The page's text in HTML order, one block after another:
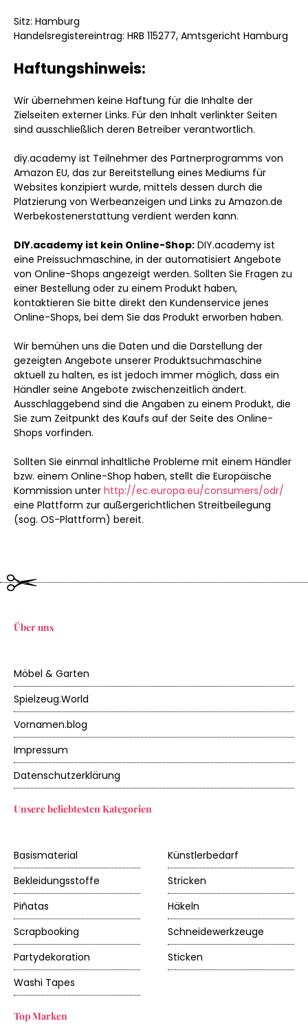
Sitz: Hamburg
Handelsregistereintrag: HRB 115277, Amtsgericht Hamburg
Haftungshinweis:
Wir übernehmen keine Haftung für die Inhalte der
Zielseiten externer Links. Für den Inhalt verlinkter Seiten
sind ausschließlich deren Betreiber verantwortlich.
diy.academy ist Teilnehmer des Partnerprogramms von
Amazon EU, das zur Bereitstellung eines Mediums für
Websites konzipiert wurde, mittels dessen durch die
Platzierung von Werbeanzeigen und Links zu Amazon.de
Werbekostenerstattung verdient werden kann.
DIY.academy ist kein Online-Shop: DIY.academy ist
eine Preissuchmaschine, in der automatisiert Angebote
von Online-Shops angezeigt werden. Sollten Sie Fragen zu
einer Bestellung oder zu einem Produkt haben,
kontaktieren Sie bitte direkt den Kundenservice jenes
Online-Shops, bei dem Sie das Produkt erworben haben.
Wir bemühen uns die Daten und die Darstellung der
gezeigten Angebote unserer Produktsuchmaschine
aktuell zu halten, es ist jedoch immer möglich, dass ein
Händler seine Angebote zwischenzeitlich ändert.
Ausschlaggebend sind die Angaben zu einem Produkt, die
Sie zum Zeitpunkt des Kaufs auf der Seite des Online-
Shops vorfinden.
Sollten Sie einmal inhaltliche Probleme mit einem Händler
bzw. einem Online-Shop haben, stellt die Europäische
Kommission unter http://ec.europa.eu/consumers/odr/
eine Plattform zur außergerichtlichen Streitbeilegung
(sog. OS-Plattform) bereit.
Über uns
Möbel & Garten
Spielzeug.World
Vornamen.blog
Impressum
Datenschutzerklärung
Unsere beliebtesten Kategorien
Basismaterial
Künstlerbedarf
Bekleidungsstoffe
Stricken
Piñatas
Häkeln
Scrapbooking
Schneidewerkzeuge
Partydekoration
Sticken
Washi Tapes
Top Marken